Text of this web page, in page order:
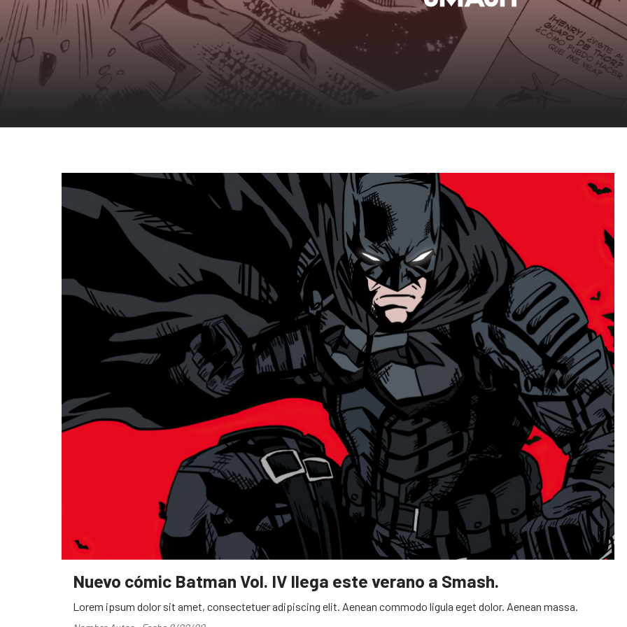
Nuevo cómic Batman Vol. IV llega este verano a Smash.
Lorem ipsum dolor sit amet, consectetuer adipiscing elit. Aenean commodo ligula eget dolor. Aenean massa.